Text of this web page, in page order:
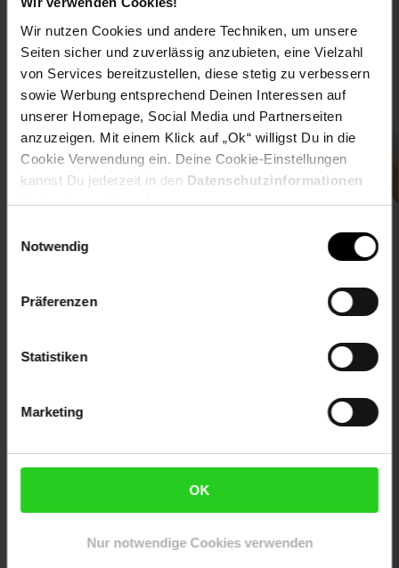
Wir nutzen Cookies und andere Techniken, um unsere
Seiten sicher und zuverlässig anzubieten, eine Vielzahl
von Services bereitzustellen, diese stetig zu verbessern
sowie Werbung entsprechend Deinen Interessen auf
unserer Homepage, Social Media und Partnerseiten
anzuzeigen. Mit einem Klick auf „Ok“ willigst Du in die
Cookie Verwendung ein. Deine Cookie-Einstellungen
kannst Du jederzeit in den Datenschutzinformationen
ändern bzw. widerrufen.
Notwendig
Präferenzen
Statistiken
Marketing
OK
Nur notwendige Cookies verwenden
Downloade dieNetto plus App!
Unsere Siegel